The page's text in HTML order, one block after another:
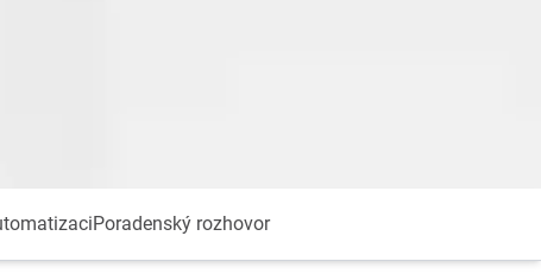
Poradenský rozhovor